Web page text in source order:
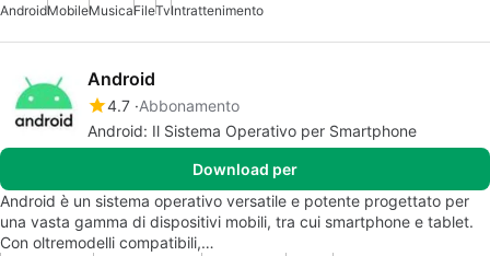
AndroidMobileMusicaFileTvIntrattenimento
Android
4.7 Abbonamento
Android: Il Sistema Operativo per Smartphone
Download per
Android è un sistema operativo versatile e potente progettato per
una vasta gamma di dispositivi mobili, tra cui smartphone e tablet.
Con oltremodelli compatibili,…